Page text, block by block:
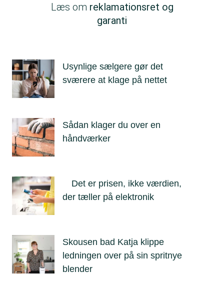
Læs om reklamationsret og
garanti
Usynlige sælgere gør det
sværere at klage på nettet
Sådan klager du over en
håndværker
Det er prisen, ikke værdien,
der tæller på elektronik
Skousen bad Katja klippe
ledningen over på sin spritnye
blender